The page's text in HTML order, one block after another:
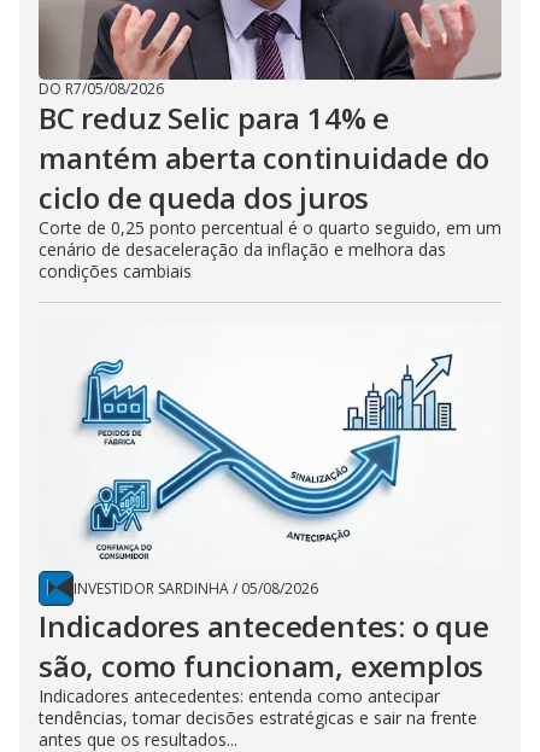
DO R7/05/08/2026
BC reduz Selic para 14% e
mantém aberta continuidade do
ciclo de queda dos juros
Corte de 0,25 ponto percentual é o quarto seguido, em um
cenário de desaceleração da inflação e melhora das
condições cambiais
INVESTIDOR SARDINHA/ 05/08/2026
Indicadores antecedentes: o que
são, como funcionam, exemplos
Indicadores antecedentes: entenda como antecipar
tendências, tomar decisões estratégicas e sair na frente
antes que os resultados...